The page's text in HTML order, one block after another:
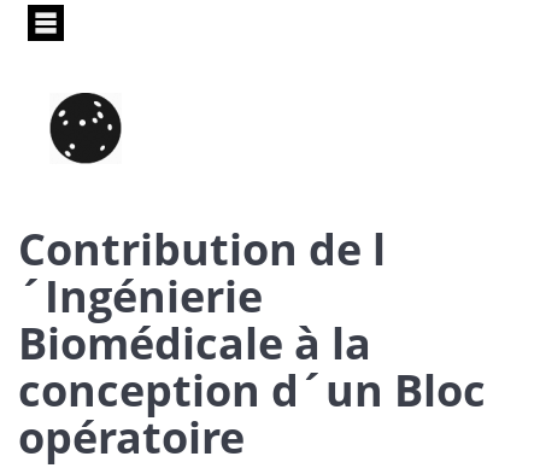
Pasar
principal
Contribution de l
´Ingénierie
Biomédicale à la
conception d´un Bloc
opératoire